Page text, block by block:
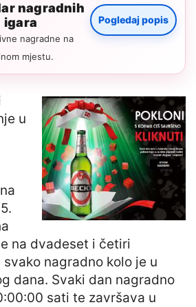
nagradnih
igara
nagradne na
mjestu.
Pogledaj popis
u
na dvadeset i četiri
nagradno kolo je u
dana. Svaki dan nagradno
sati te završava u